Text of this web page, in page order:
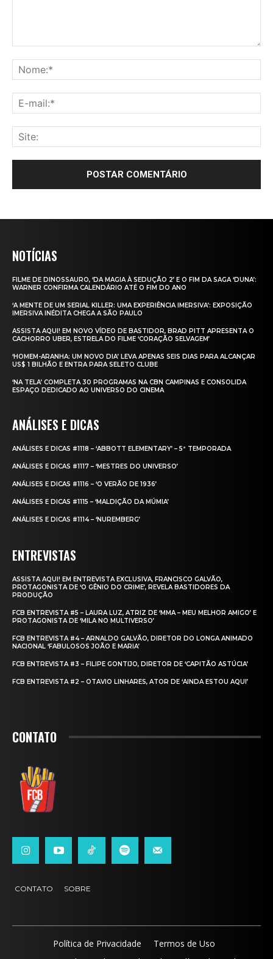
NOTÍCIAS
FILME DE DINOSSAURO, ‘DA MAGIA À SEDUÇÃO 2’ E O FIM DA SAGA ‘DUNA’:
WARNER CONFIRMA CALENDÁRIO ATÉ O FIM DO ANO
‘A MENTE DE UM SERIAL KILLER: UMA EXPERIÊNCIA IMERSIVA’: EXPOSIÇÃO
IMERSIVA INÉDITA CHEGA A SÃO PAULO
ASSISTA AQUI! EM NOVO VÍDEO DE BASTIDOR, BRAD PITT APRESENTA O
CACHORRO UBER, ESTRELA DO FILME ‘CORAÇÃO SELVAGEM’
‘HOMEM-ARANHA: UM NOVO DIA’ LEVA APENAS SEIS DIAS PARA ALCANÇAR
US$ 1 BILHÃO E ENTRA PARA SELETO CLUBE
‘NA TELA’ COMPLETA 30 PROGRAMAS NA CBN CAMPINAS E CONSOLIDA
ESPAÇO DEDICADO AO UNIVERSO DO CINEMA
ANÁLISES E DICAS
ANÁLISES E DICAS #1118 – ‘ABBOTT ELEMENTARY’ – 5ª TEMPORADA
ANÁLISES E DICAS #1117 – ‘MESTRES DO UNIVERSO’
ANÁLISES E DICAS #1116 – ‘O VERÃO DE 1936’
ANÁLISES E DICAS #1115 – ‘MALDIÇÃO DA MÚMIA’
ANÁLISES E DICAS #1114 – ‘NUREMBERG’
ENTREVISTAS
ASSISTA AQUI! EM ENTREVISTA EXCLUSIVA, FRANCISCO GALVÃO,
PROTAGONISTA DE ‘O GÊNIO DO CRIME’, REVELA BASTIDORES DA
PRODUÇÃO
FCB ENTREVISTA #5 – LAURA LUZ, ATRIZ DE ‘MMA – MEU MELHOR AMIGO’ E
PROTAGONISTA DE ‘MILA NO MULTIVERSO’
FCB ENTREVISTA #4 – ARNALDO GALVÃO, DIRETOR DO LONGA ANIMADO
NACIONAL ‘FABULOSOS JOÃO E MARIA’
FCB ENTREVISTA #3 – FILIPE GONTIJO, DIRETOR DE ‘CAPITÃO ASTÚCIA’
FCB ENTREVISTA #2 – OTAVIO LINHARES, ATOR DE ‘AINDA ESTOU AQUI’
CONTATO
CONTATO SOBRE
Política de Privacidade
Termos de Uso